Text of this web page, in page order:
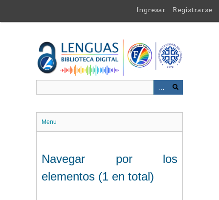
contenido
Ingresar Registrarse
Menu
Navegar por los
elementos (1 en total)